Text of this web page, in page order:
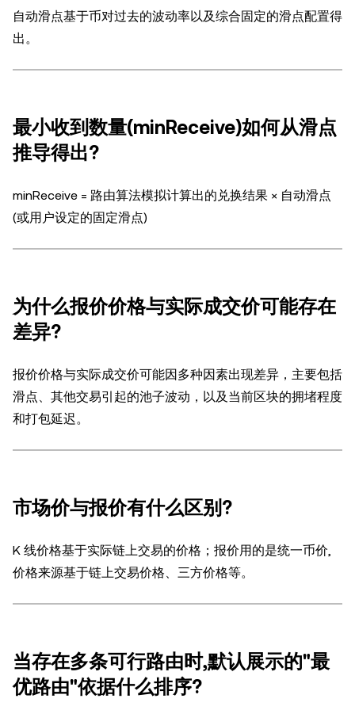
自动滑点基于币对过去的波动率以及综合固定的滑点配置得
出。
最小收到数量(minReceive)如何从滑点
推导得出?
minReceive = 路由算法模拟计算出的兑换结果 × 自动滑点
(或用户设定的固定滑点)
为什么报价价格与实际成交价可能存在
差异?
报价价格与实际成交价可能因多种因素出现差异，主要包括
滑点、其他交易引起的池子波动，以及当前区块的拥堵程度
和打包延迟。
市场价与报价有什么区别?
K 线价格基于实际链上交易的价格；报价用的是统一币价,
价格来源基于链上交易价格、三方价格等。
当存在多条可行路由时,默认展示的"最
优路由"依据什么排序?